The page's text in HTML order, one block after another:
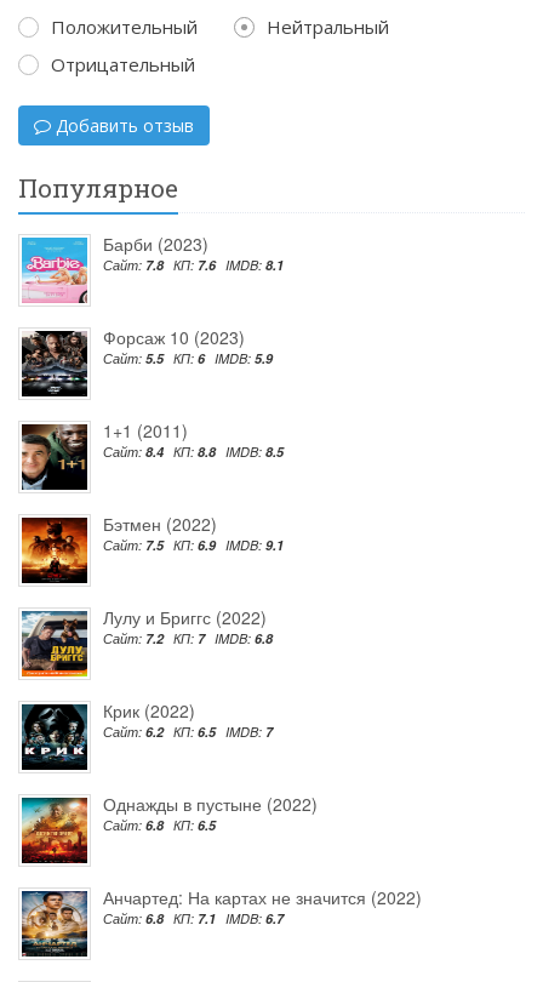
Положительный
Нейтральный
Отрицательный
Добавить отзыв
Популярное
Барби (2023)
Сайт: 7.8 КП: 7.6 IMDB: 8.1
Форсаж 10 (2023)
Сайт: 5.5 КП: 6 IMDB: 5.9
1+1 (2011)
Сайт: 8.4 КП: 8.8 IMDB: 8.5
Бэтмен (2022)
Сайт: 7.5 КП: 6.9 IMDB: 9.1
Лулу и Бриггс (2022)
Сайт: 7.2 КП: 7 IMDB: 6.8
Крик (2022)
Сайт: 6.2 КП: 6.5 IMDB: 7
Однажды в пустыне (2022)
Сайт: 6.8 КП: 6.5
Анчартед: На картах не значится (2022)
Сайт: 6.8 КП: 7.1 IMDB: 6.7